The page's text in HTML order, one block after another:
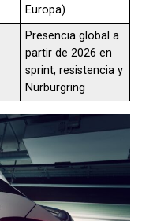
Europa)
Presencia global a
partir de 2026 en
sprint, resistencia y
Nürburgring